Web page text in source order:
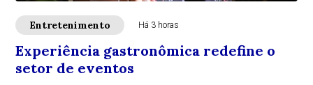
Entretenimento Há 3 horas
Experiência gastronômica redefine o
setor de eventos